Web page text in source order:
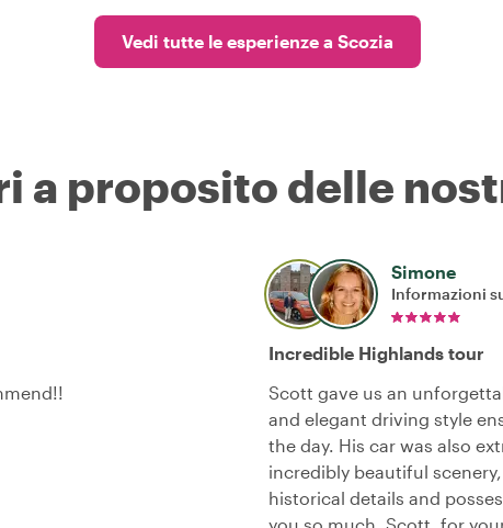
Vedi tutte le esperienze a Scozia
a proposito delle
Simone
Informazioni
Incredible Highlands tour
Scott gave us an
and elegant driving style
the day. His car was also
incredibly beautiful
historical details and